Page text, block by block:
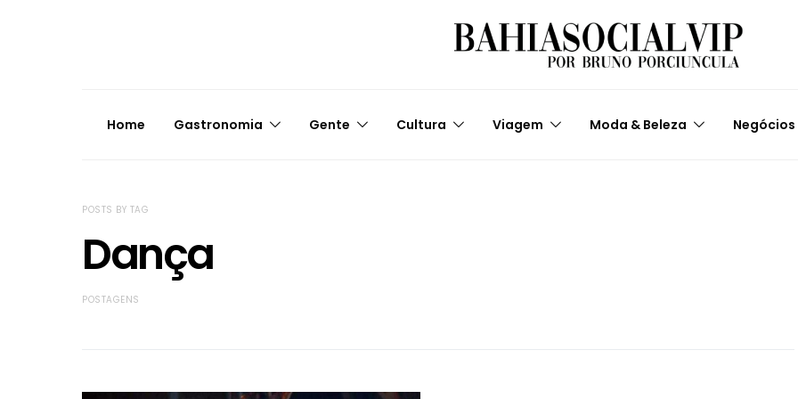
Home Gastronomia Gente Cultura Viagem Moda & Beleza Negócios
POSTS BY TAG
Dança
POSTAGENS